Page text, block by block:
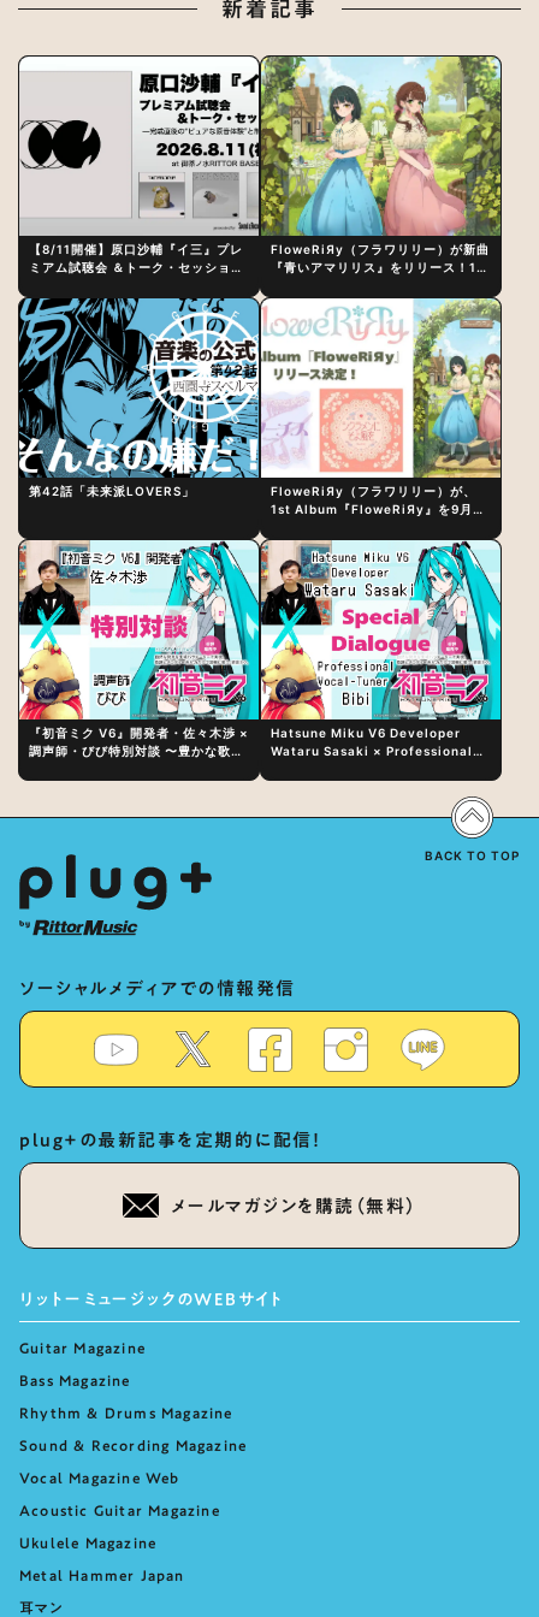
新着記事
【8/11開催】原口沙輔『イ三』プレ
ミアム試聴会 ＆トーク・セッション
制作秘話
FloweRiЯy（フラワリリー）が新曲
『青いアマリリス』をリリース！1st
第42話「未来派LOVERS」
FloweRiЯy（フラワリリー）が、
1st Album『FloweRiЯy』を9月23
『初音ミク V6』開発者・佐々木渉 ×
調声師・びび特別対談 〜豊かな歌声
Hatsune Miku V6 Developer
Wataru Sasaki × Professional
Vocal Expression Lies in “Love
for the singing characters” and
ソーシャルメディアでの情報発信
plug+の最新記事を定期的に配信！
メールマガジンを購読（無料）
リットーミュージックのWEBサイト
Guitar Magazine
Bass Magazine
Rhythm & Drums Magazine
Sound & Recording Magazine
Vocal Magazine Web
Acoustic Guitar Magazine
Ukulele Magazine
Metal Hammer Japan
耳マン
BACK TO TOP